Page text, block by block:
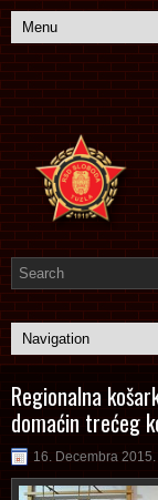
Regionalna
domaćin trećeg
16. Decembra 2015.